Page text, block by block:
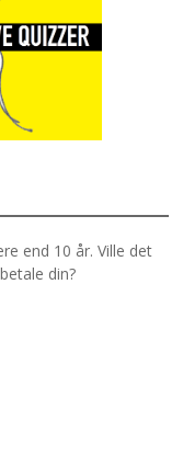
end 10 år. Ville det
din?